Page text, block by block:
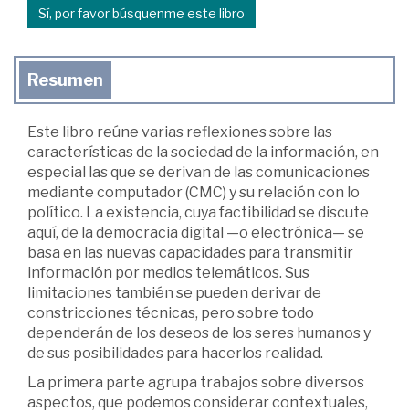
Sí, por favor búsquenme este libro
Resumen
Este libro reúne varias reflexiones sobre las
características de la sociedad de la información, en
especial las que se derivan de las comunicaciones
mediante computador (CMC) y su relación con lo
político. La existencia, cuya factibilidad se discute
aquí, de la democracia digital —o electrónica— se
basa en las nuevas capacidades para transmitir
información por medios telemáticos. Sus
limitaciones también se pueden derivar de
constricciones técnicas, pero sobre todo
dependerán de los deseos de los seres humanos y
de sus posibilidades para hacerlos realidad.
La primera parte agrupa trabajos sobre diversos
aspectos, que podemos considerar contextuales,